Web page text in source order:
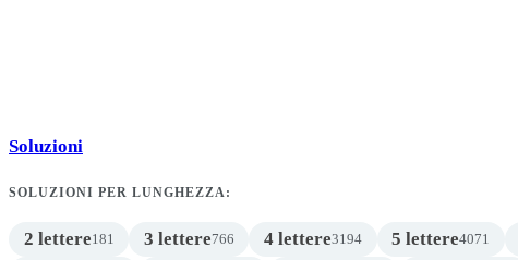
Soluzioni
SOLUZIONI PER LUNGHEZZA:
2 lettere181 3 lettere766 4 lettere3194 5 lettere4071